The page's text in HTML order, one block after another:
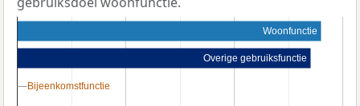
Woonfunctie
Overige gebruiksfunctie
Bijeenkomstfunctie
Bijeenkomstfunctie